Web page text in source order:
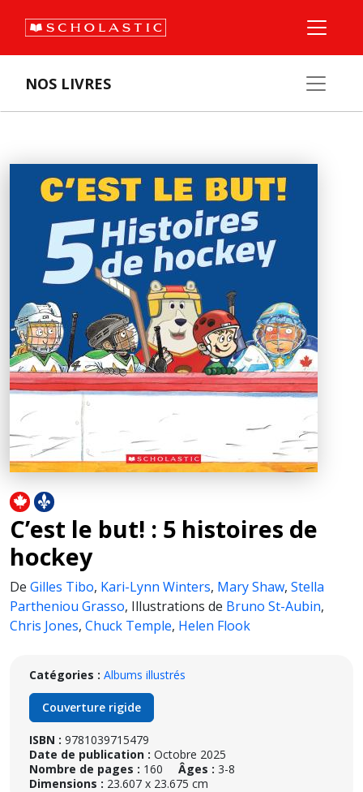
NOS LIVRES
C’est le but! : 5 histoires de
hockey
De Gilles Tibo, Kari-Lynn Winters, Mary Shaw, Stella
Partheniou Grasso, Illustrations de Bruno St-Aubin,
Chris Jones, Chuck Temple, Helen Flook
Catégories : Albums illustrés
Couverture rigide
ISBN : 9781039715479
Date de publication : Octobre 2025
Nombre de pages : 160 Âges : 3-8
Dimensions : 23.607 x 23.675 cm